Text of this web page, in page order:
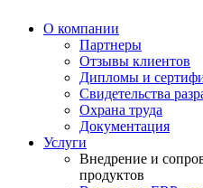
О компании
Партнеры
Отзывы клиентов
Дипломы и
Свидетельства
Охрана труда
Документация
Услуги
Внедрение и
продуктов